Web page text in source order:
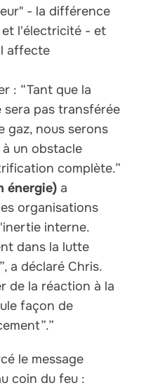
- la différence
l'électricité - et
affecte
: “Tant que la
pas transférée
gaz, nous serons
un obstacle
complète.”
énergie) a
organisations
interne.
dans la lutte
a déclaré Chris.
de la réaction à la
façon de
le message
coin du feu :